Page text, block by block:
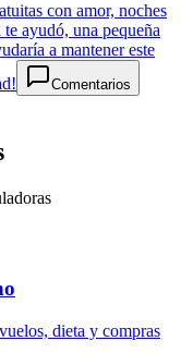
con amor, noches
ayudó, una pequeña
a mantener este
Comentarios
dieta y compras